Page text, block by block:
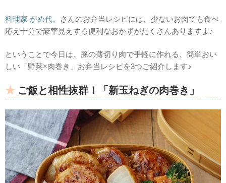
料理家 かめ代。
さんのお弁当レシピには、少ないお肉でも食べ
応え十分で豪華見えする便利なおかずがたくさんありますよ♪
ということで今日は、豚の薄切り肉で手軽に作れる、簡単おい
しい「野菜×肉巻き」お弁当レシピを3つご紹介します♪
ご飯と相性抜群！「新玉ねぎの肉巻き」